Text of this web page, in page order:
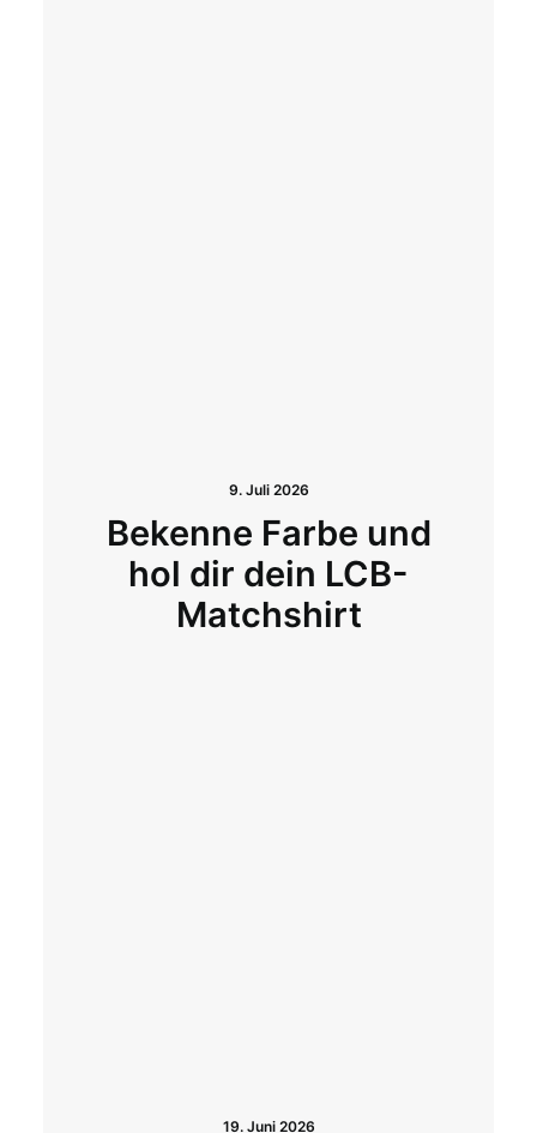
9. Juli 2026
Bekenne Farbe und
hol dir dein LCB-
Matchshirt
19. Juni 2026